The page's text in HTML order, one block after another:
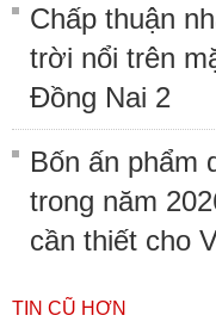
Chấp thuận
trời nổi trên
Đồng Nai 2
Bốn ấn phẩm
trong năm
cần thiết cho
TIN CŨ HƠN